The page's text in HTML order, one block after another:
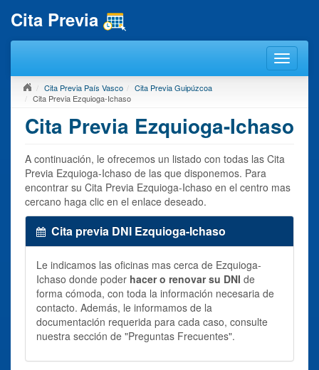
Cita Previa
Cita Previa País Vasco
Cita Previa Guipúzcoa
Cita Previa Ezquioga-Ichaso
Cita Previa Ezquioga-Ichaso
A continuación, le ofrecemos un listado con todas las Cita
Previa Ezquioga-Ichaso de las que disponemos. Para
encontrar su Cita Previa Ezquioga-Ichaso en el centro mas
cercano haga clic en el enlace deseado.
Cita previa DNI Ezquioga-Ichaso
Le indicamos las oficinas mas cerca de Ezquioga-
Ichaso donde poder hacer o renovar su DNI de
forma cómoda, con toda la información necesaria de
contacto. Además, le informamos de la
documentación requerida para cada caso, consulte
nuestra sección de "Preguntas Frecuentes".